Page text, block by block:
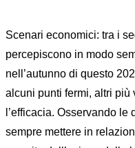
Scenari economici: tra i
percepiscono in modo
nell’autunno di questo
alcuni punti fermi, altri
l’efficacia. Osservando
sempre mettere in